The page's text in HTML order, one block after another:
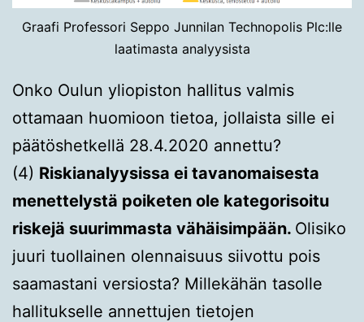
Graafi Professori Seppo Junnilan Technopolis Plc:lle
laatimasta analyysista
Onko Oulun yliopiston hallitus valmis
ottamaan huomioon tietoa, jollaista sille ei
päätöshetkellä 28.4.2020 annettu?
(4) Riskianalyysissa ei tavanomaisesta
menettelystä poiketen ole kategorisoitu
riskejä suurimmasta vähäisimpään. Olisiko
juuri tuollainen olennaisuus siivottu pois
saamastani versiosta? Millekähän tasolle
hallitukselle annettujen tietojen